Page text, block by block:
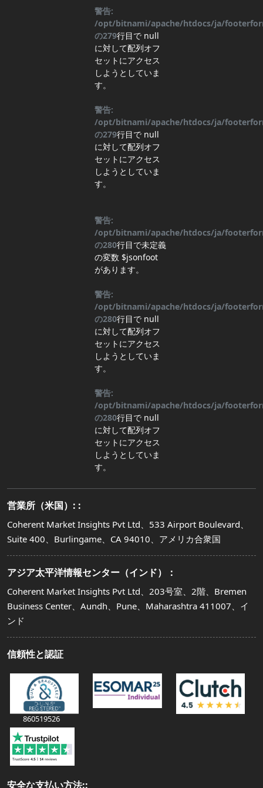
警告:
/opt/bitnami/apache/htdocs/ja/
の279行目で null
に対して配列オフ
セットにアクセス
しようとしていま
す。
警告:
/opt/bitnami/apache/htdocs/ja/
の279行目で null
に対して配列オフ
セットにアクセス
しようとしていま
す。
警告:
/opt/bitnami/apache/htdocs/ja/
の280行目で未定義
の変数 $jsonfoot
があります。
警告:
/opt/bitnami/apache/htdocs/ja/
の280行目で null
に対して配列オフ
セットにアクセス
しようとしていま
す。
警告:
/opt/bitnami/apache/htdocs/ja/
の280行目で null
に対して配列オフ
セットにアクセス
しようとしていま
す。
営業所（米国）: :
Coherent Market Insights Pvt Ltd、533 Airport Boulevard、
Suite 400、Burlingame、CA 94010、アメリカ合衆国
アジア太平洋情報センター（インド）：
Coherent Market Insights Pvt Ltd、203号室、2階、Bremen
Business Center、Aundh、Pune、Maharashtra 411007、イ
ンド
信頼性と認証
860519526
安全な支払い方法::